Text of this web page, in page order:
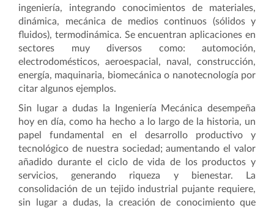
ingeniería, integrando conocimientos de materiales,
dinámica, mecánica de medios continuos (sólidos y
fluidos), termodinámica. Se encuentran aplicaciones en
sectores muy diversos como: automoción,
electrodomésticos, aeroespacial, naval, construcción,
energía, maquinaria, biomecánica o nanotecnología por
citar algunos ejemplos.
Sin lugar a dudas la Ingeniería Mecánica desempeña
hoy en día, como ha hecho a lo largo de la historia, un
papel fundamental en el desarrollo productivo y
tecnológico de nuestra sociedad; aumentando el valor
añadido durante el ciclo de vida de los productos y
servicios, generando riqueza y bienestar. La
consolidación de un tejido industrial pujante requiere,
sin lugar a dudas, la creación de conocimiento que